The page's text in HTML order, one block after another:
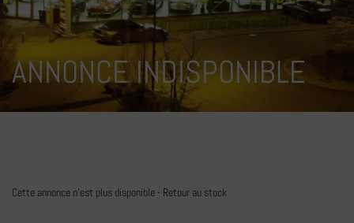
ANNONCE INDISPONIBLE
Cette annonce n'est plus disponible - Retour au stock